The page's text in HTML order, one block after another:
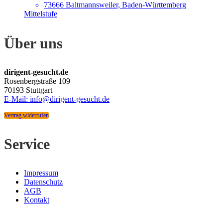
73666 Baltmannsweiler, Baden-Württemberg
Mittelstufe
Über uns
dirigent-gesucht.de
Rosenbergstraße 109
70193 Stuttgart
E-Mail: info@dirigent-gesucht.de
Vertrag widerrufen
Service
Impressum
Datenschutz
AGB
Kontakt